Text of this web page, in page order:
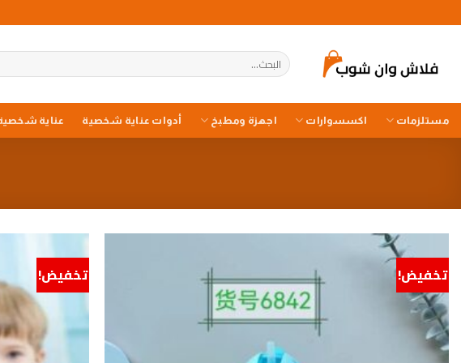
للمحتوى
البحث
عن:
مستلزمات اكسسوارات اجهزة ومطبخ أدوات عناية شخصية عناية
تخفيض! تخفيض!